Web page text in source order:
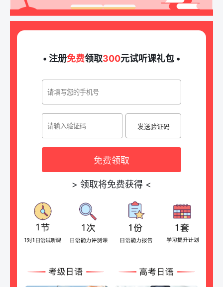
• 注册免费领取300元试听课礼包 •
发送验证码
免费领取
> 领取将免费获得 <